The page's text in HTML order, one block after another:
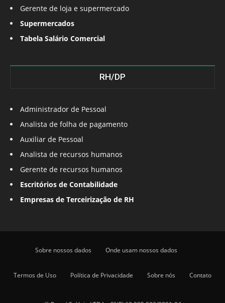
Gerente de loja e supermercado
Supermercados
Tabela Salário Comercial
RH/DP
Administrador de Pessoal
Analista de folha de pagamento
Auxiliar de Pessoal
Analista de recursos humanos
Gerente de recursos humanos
Escritórios de Contabilidade
Empresas de Terceirização de RH
Sobre nossos dados Onde usam nossos dados
Termos de Uso Política de Privacidade Sobre nós Contato